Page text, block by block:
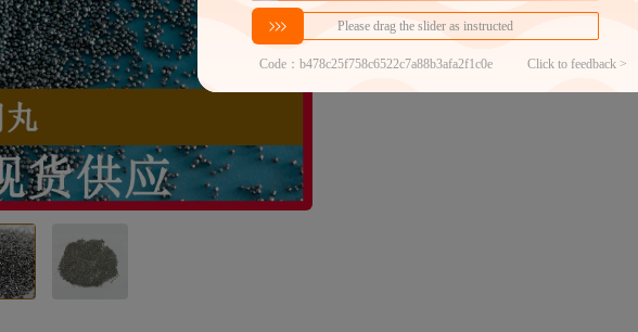
代发品质达标率
100.00%